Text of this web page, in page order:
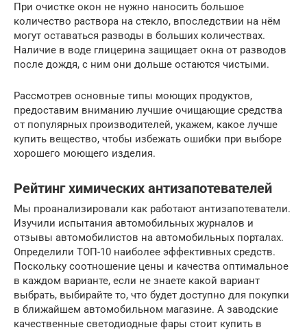
При очистке окон не нужно наносить большое
количество раствора на стекло, впоследствии на нём
могут оставаться разводы в больших количествах.
Наличие в воде глицерина защищает окна от разводов
после дождя, с ним они дольше остаются чистыми.
Рассмотрев основные типы моющих продуктов,
предоставим вниманию лучшие очищающие средства
от популярных производителей, укажем, какое лучше
купить вещество, чтобы избежать ошибки при выборе
хорошего моющего изделия.
Рейтинг химических антизапотевателей
Мы проанализировали как работают антизапотеватели.
Изучили испытания автомобильных журналов и
отзывы автомобилистов на автомобильных порталах.
Определили ТОП-10 наиболее эффективных средств.
Поскольку соотношение цены и качества оптимальное
в каждом варианте, если не знаете какой вариант
выбрать, выбирайте то, что будет доступно для покупки
в ближайшем автомобильном магазине. А заводские
качественные светодиодные фары стоит купить в